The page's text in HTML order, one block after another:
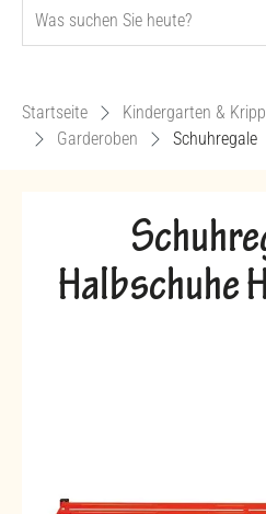
Startseite Kindergarten &
Garderoben
Schuhregale
Halbschuhe